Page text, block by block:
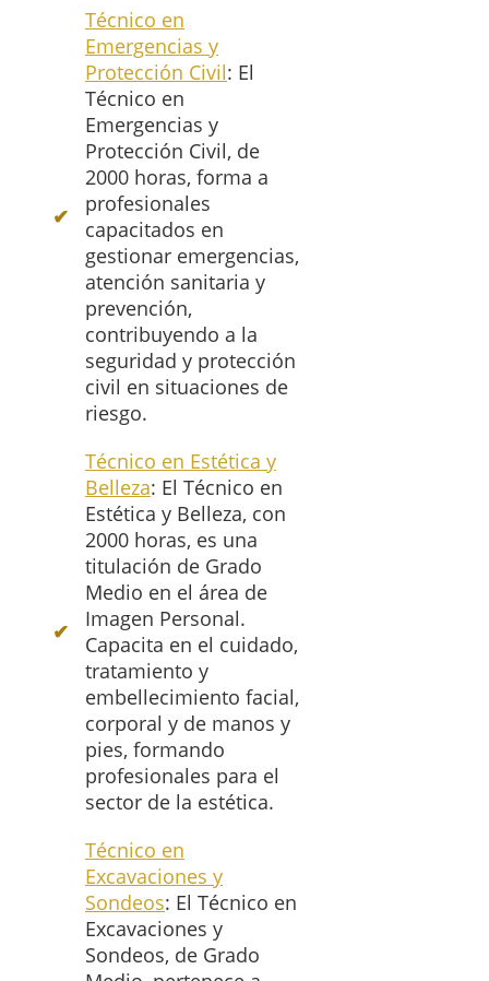
Técnico en
Emergencias y
Protección Civil: El
Técnico en
Emergencias y
Protección Civil, de
2000 horas, forma a
profesionales
capacitados en
gestionar emergencias,
atención sanitaria y
prevención,
contribuyendo a la
seguridad y protección
civil en situaciones de
riesgo.
Técnico en Estética y
Belleza: El Técnico en
Estética y Belleza, con
2000 horas, es una
titulación de Grado
Medio en el área de
Imagen Personal.
Capacita en el cuidado,
tratamiento y
embellecimiento facial,
corporal y de manos y
pies, formando
profesionales para el
sector de la estética.
Técnico en
Excavaciones y
Sondeos: El Técnico en
Excavaciones y
Sondeos, de Grado